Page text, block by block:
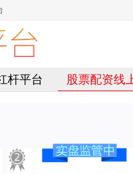
杆平台 股票配资线